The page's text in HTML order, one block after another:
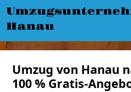
Hanau
Umzug von Hanau
100 % Gratis-